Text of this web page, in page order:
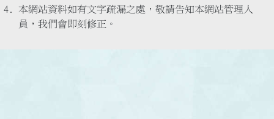
本網站資料如有文字疏漏之處，敬請告知本網站管理人
員，我們會即刻修正。